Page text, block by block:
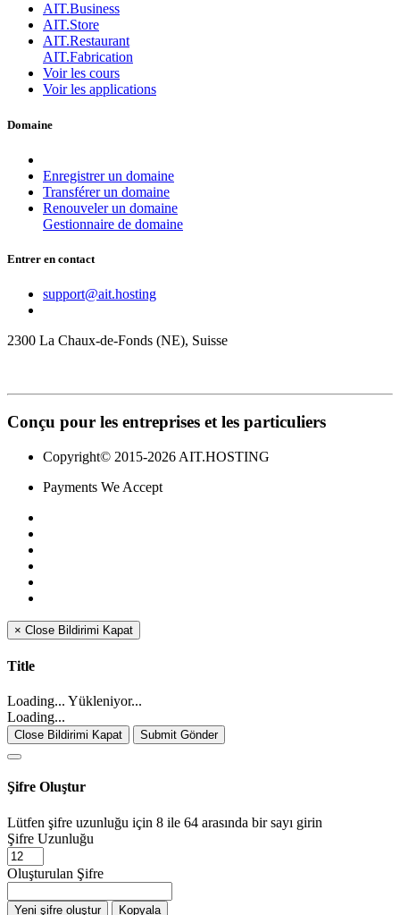
AIT.Business
AIT.Store
AIT.Restaurant
AIT.Fabrication
Voir les cours
Voir les applications
Domaine
Enregistrer un domaine
Transférer un domaine
Renouveler un domaine
Gestionnaire de domaine
Entrer en contact
support@ait.hosting
2300 La Chaux-de-Fonds (NE), Suisse
Conçu pour les entreprises et les particuliers
Copyright© 2015-2026 AIT.HOSTING
Payments We Accept
× Close Bildirimi Kapat
Title
Loading... Yükleniyor...
Loading...
Close Bildirimi Kapat Submit Gönder
Şifre Oluştur
Lütfen şifre uzunluğu için 8 ile 64 arasında bir sayı girin
Şifre Uzunluğu
Oluşturulan Şifre
Yeni şifre oluştur Kopyala